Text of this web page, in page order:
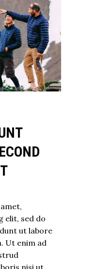
elit, sed do
ut labore
Ut enim ad